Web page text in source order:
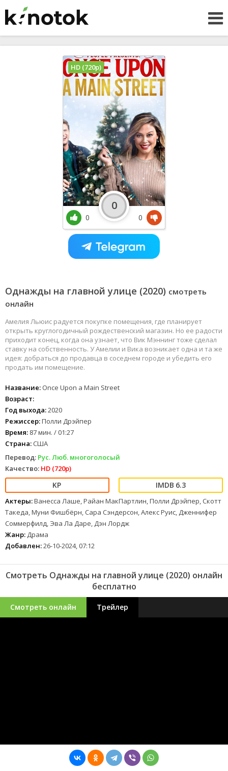
Однажды на главной улице (2020) смотреть
онлайн
Амелия Льюис радуется покупке помещения, где планирует
открыть круглогодичный рождественский магазин. Но ее радости
приходит конец, когда она узнает, что Вик Мэннинг тоже сделал
ставку на собственность. У Амелии и Вика возникает одна и та же
идея: добраться до продавца в соседнем городе и убедить его
продать им помещение.
Название: Once Upon a Main Street
Возраст:
Год выхода:2020
Режиссер:Полли Дрэйпер
Время: 87 мин. / 01:27
Страна: США
Перевод: Рус. Люб. многоголосый
Качество: HD (720p)
6.3
Актеры:Ванесса Лаше, Райан МакПартлин, Полли Дрэйпер, Скотт
Такеда, Муни Фишбёрн, Сара Сэндерсон, Алекс Руис, Дженнифер
Соммерфилд, Эва Ла Даре, Дэн Лордж
Жанр: Драма
Добавлен:26-10-2024, 07:12
HD (720p)
0
0
0
Смотреть Однажды на главной улице (2020) онлайн
бесплатно
Смотреть онлайн Трейлер